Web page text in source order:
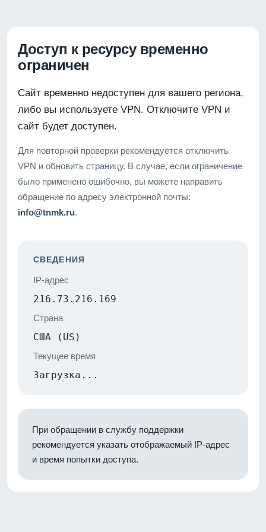
Доступ к ресурсу временно
ограничен
Сайт временно недоступен для вашего региона,
либо вы используете VPN. Отключите VPN и
сайт будет доступен.
Для повторной проверки рекомендуется отключить
VPN и обновить страницу. В случае, если ограничение
было применено ошибочно, вы можете направить
обращение по адресу электронной почты:
info@tnmk.ru.
СВЕДЕНИЯ
IP-адрес
216.73.216.169
Страна
США (US)
Текущее время
Загрузка...
При обращении в службу поддержки
рекомендуется указать отображаемый IP-адрес
и время попытки доступа.